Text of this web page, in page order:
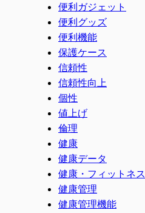
便利ガジェット
便利グッズ
便利機能
保護ケース
信頼性
信頼性向上
個性
値上げ
倫理
健康
健康データ
健康・フィットネス
健康管理
健康管理機能